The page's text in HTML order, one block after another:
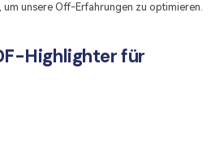
unsere Off-Erfahrungen zu optimieren.
Highlighter für